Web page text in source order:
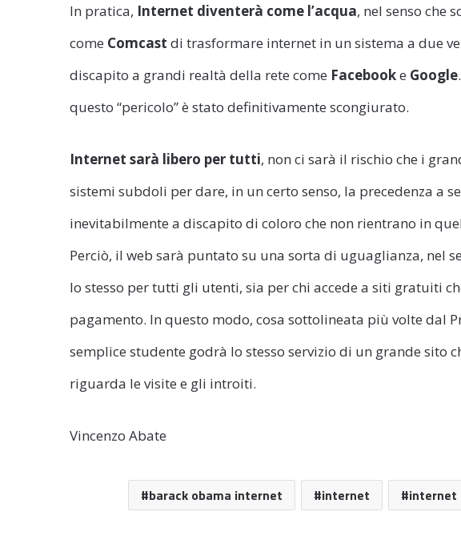
In pratica, Internet diventerà come l’acqua, nel senso che
come Comcast di trasformare internet in un sistema a due
discapito a grandi realtà della rete come Facebooke Google
questo “pericolo” è stato definitivamente scongiurato.
Internet sarà libero per tutti, non ci sarà il rischio che i
sistemi subdoli per dare, in un certo senso, la precedenza a
inevitabilmente a discapito di coloro che non rientrano in
Perciò, il web sarà puntato su una sorta di uguaglianza, nel
lo stesso per tutti gli utenti, sia per chi accede a siti gratuiti
pagamento. In questo modo, cosa sottolineata più volte dal
semplice studente godrà lo stesso servizio di un grande sito
riguarda le visite e gli introiti.
Vincenzo Abate
barack obama internet internet internet